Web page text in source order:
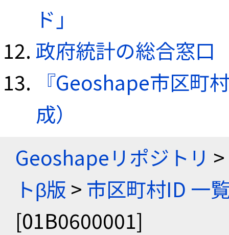
ド」
政府統計の総合窓口
『Geoshape市区町
成）
Geoshapeリポジトリ >
トβ版 > 市区町村ID 一
[01B0600001]